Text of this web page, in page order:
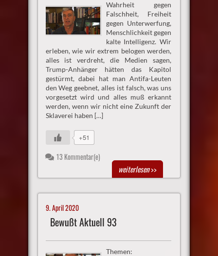
Wahrheit gegen
Falschheit, Freiheit
gegen Unterwerfung,
Menschlichkeit gegen
kalte Intelligenz. Wir
erleben, wie wir extrem belogen werden,
alles ist verdreht, die Medien sagen,
Trump-Anhänger hätten das Kapitol
gestürmt, dabei hat man Antifa-Leuten
den Weg geebnet, alles ist falsch, was uns
vorgesetzt wird und alles muß erkannt
werden, wenn wir nicht eine Zukunft der
Sklaverei haben […]
+51
13 Kommentar(e)
weiterlesen>>
9. April 2020
Bewußt Aktuell 93
Themen: